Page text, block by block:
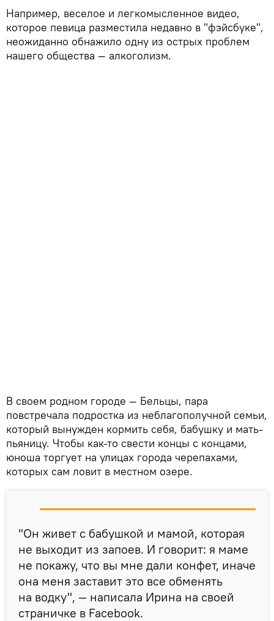
Например, веселое и легкомысленное видео,
которое певица разместила недавно в "фэйсбуке",
неожиданно обнажило одну из острых проблем
нашего общества — алкоголизм.
В своем родном городе — Бельцы, пара
повстречала подростка из неблагополучной семьи,
который вынужден кормить себя, бабушку и мать-
пьяницу. Чтобы как-то свести концы с концами,
юноша торгует на улицах города черепахами,
которых сам ловит в местном озере.
"Он живет с бабушкой и мамой, которая
не выходит из запоев. И говорит: я маме
не покажу, что вы мне дали конфет, иначе
она меня заставит это все обменять
на водку", — написала Ирина на своей
страничке в Facebook.